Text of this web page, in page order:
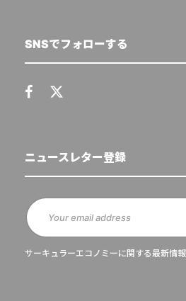
SNSでフォローする
ニュースレター登録
サーキュラーエコノミーに関する最新情報